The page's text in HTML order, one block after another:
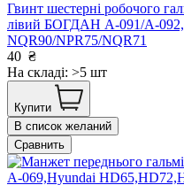
Гвинт шестерні робочого
лівий БОГДАН А-091/А-
NQR90/NPR75/NQR71
40 ₴
На складі: >5 шт
Купити
В список желаний
Сравнить